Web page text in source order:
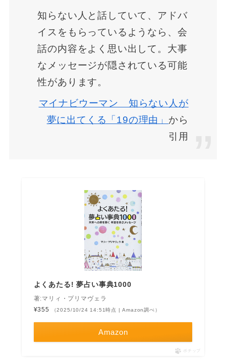
知らない人と話していて、アドバ
イスをもらっているようなら、会
話の内容をよく思い出して。大事
なメッセージが隠されている可能
性があります。
マイナビウーマン 知らない人が
夢に出てくる「19の理由」 から
引用
よくあたる! 夢占い事典1000
著:マリィ・プリマヴェラ
¥355
（2025/10/24 14:51時点 | Amazon調べ）
Amazon
ポチップ